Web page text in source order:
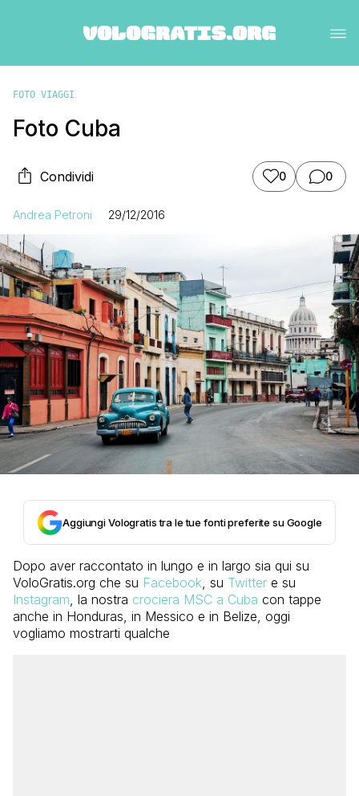
FOTO VIAGGI
Foto Cuba
Condividi 0 0
Andrea Petroni 29/12/2016
Aggiungi Vologratis tra le tue fonti preferite su Google
Dopo aver raccontato in lungo e in largo sia qui su
VoloGratis.org che su Facebook , su Twitter e su
Instagram , la nostra crociera MSC a Cuba con tappe
anche in Honduras, in Messico e in Belize, oggi
vogliamo mostrarti qualche